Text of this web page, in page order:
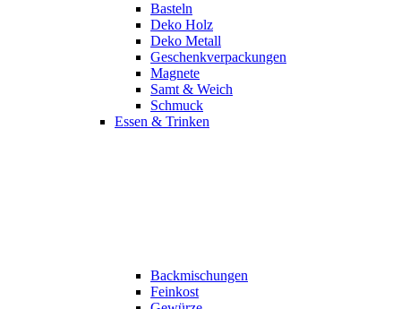
Basteln
Deko Holz
Deko Metall
Geschenkverpackungen
Magnete
Samt & Weich
Schmuck
Essen & Trinken
Backmischungen
Feinkost